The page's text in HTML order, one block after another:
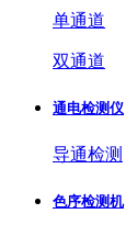
单通道
双通道
通电检测仪
导通检测
色序检测机